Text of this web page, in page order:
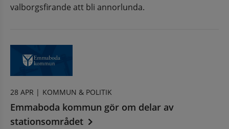
valborgsfirande att bli annorlunda.
28 APR | KOMMUN & POLITIK
Emmaboda kommun gör om delar av
stationsområdet